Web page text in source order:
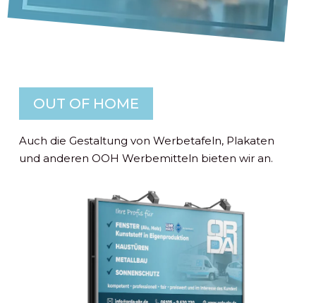
OUT OF HOME
Auch die Gestaltung von Werbetafeln, Plakaten
und anderen OOH Werbemitteln bieten wir an.